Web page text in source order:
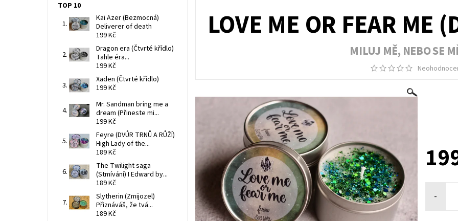
LOVE ME OR FEAR ME
MILUJ MĚ, NEBO SE
-
TOP 10
Kai Azer (Bezmocná)
Deliverer of death
199 Kč
Dragon era (Čtvrté křídlo)
Tahle éra...
199 Kč
Xaden (Čtvrté křídlo)
199 Kč
Mr. Sandman bring me a
dream (Přineste mi...
199 Kč
Feyre (DVŮR TRNŮ A RŮŽÍ)
High Lady of the...
189 Kč
The Twilight saga
(Stmívání) I Edward by...
189 Kč
Slytherin (Zmijozel)
Přiznáváš, že tvá...
189 Kč